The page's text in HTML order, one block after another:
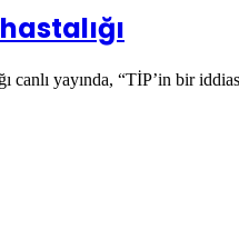
yayında, “TİP’in bir